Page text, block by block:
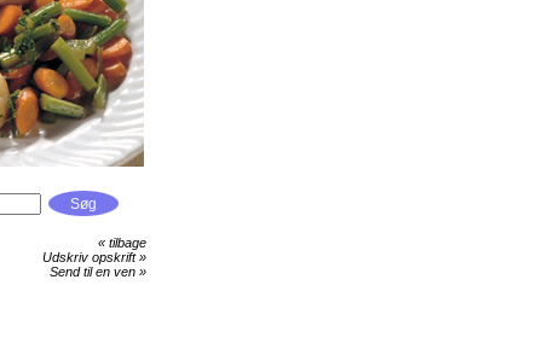
« tilbage
Udskriv opskrift»
Send til en ven »